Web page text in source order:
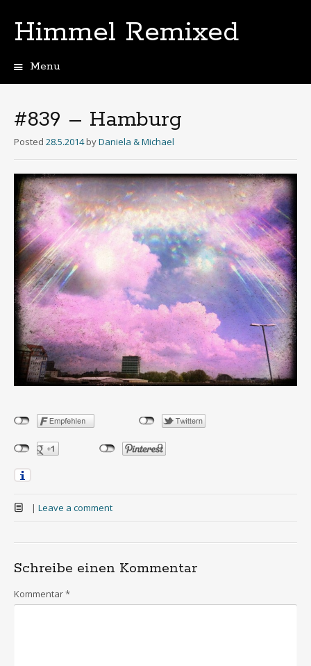
Himmel Remixed
Menu
#839 – Hamburg
Posted 28.5.2014 byDaniela & Michael
| Leave a comment
Schreibe einen Kommentar
Kommentar*